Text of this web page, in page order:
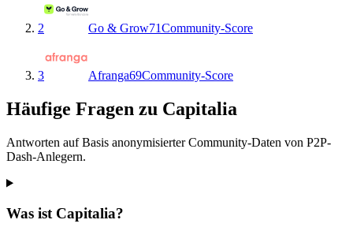
2 Go & Grow71Community-Score
3 Afranga69Community-Score
Häufige Fragen zu Capitalia
Antworten auf Basis anonymisierter Community-Daten von P2P-
Dash-Anlegern.
Was ist Capitalia?